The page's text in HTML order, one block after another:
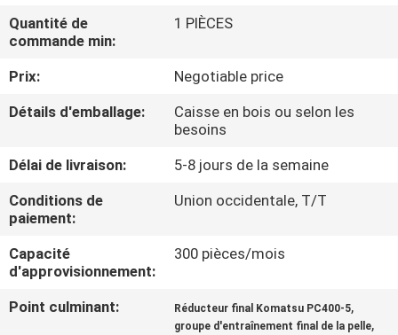
PROPOS
DE
NOUS
D'USINE
CONTRÔLE
DE
LA
QUALITÉ
Quantité de
commande min:
1 PIÈCES
Prix:
Negotiable price
Détails d'emballage:
Caisse en bois ou selon les
besoins
Délai de livraison:
5-8 jours de la semaine
Conditions de
paiement:
Union occidentale, T/T
Capacité
d'approvisionnement:
300 pièces/mois
Point culminant: Réducteur final Komatsu PC400-5,
groupe d'entraînement final de la pelle,